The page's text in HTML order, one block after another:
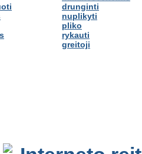
drunginti
nuplikyti
pliko
rykauti
greitoji